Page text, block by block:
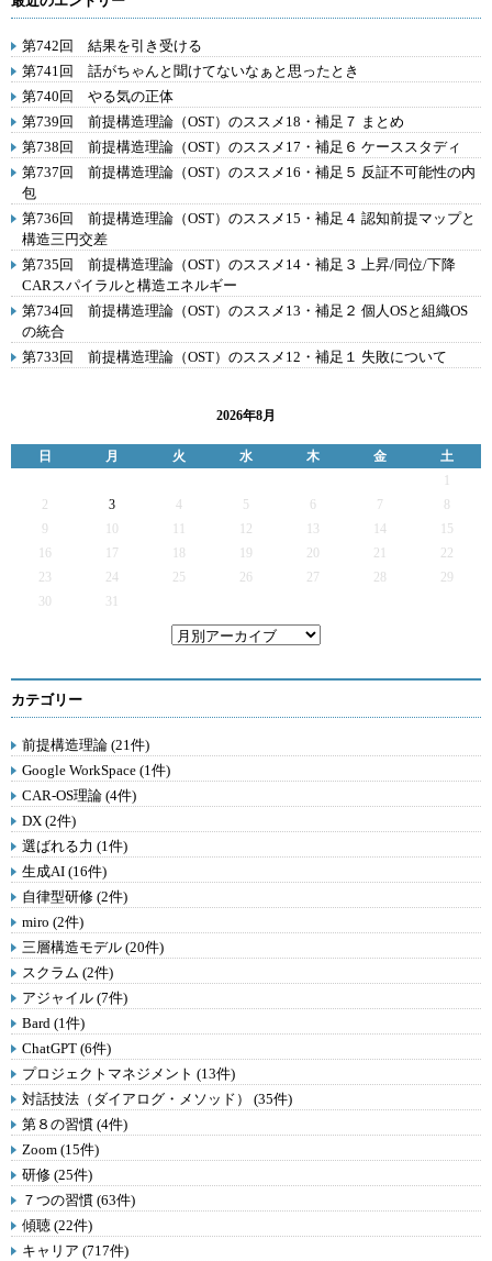
第742回 結果を引き受ける
第741回 話がちゃんと聞けてないなぁと思ったとき
第740回 やる気の正体
第739回 前提構造理論（OST）のススメ18・補足７ まとめ
第738回 前提構造理論（OST）のススメ17・補足６ ケーススタディ
第737回 前提構造理論（OST）のススメ16・補足５ 反証不可能性の内
包
第736回 前提構造理論（OST）のススメ15・補足４ 認知前提マップと
構造三円交差
第735回 前提構造理論（OST）のススメ14・補足３ 上昇/同位/下降
CARスパイラルと構造エネルギー
第734回 前提構造理論（OST）のススメ13・補足２ 個人OSと組織OS
の統合
第733回 前提構造理論（OST）のススメ12・補足１ 失敗について
2026年8月
日 月 火 水 木 金
土
2
3 4 5 6 7
9
12 13 14
15
16
17 19 20 21
22
23
24 25 26 27 28
29
30
31
カテゴリー
前提構造理論 (21件)
Google WorkSpace (1件)
CAR-OS理論 (4件)
DX (2件)
選ばれる力 (1件)
生成AI (16件)
自律型研修 (2件)
miro (2件)
三層構造モデル (20件)
スクラム (2件)
アジャイル (7件)
Bard (1件)
ChatGPT (6件)
プロジェクトマネジメント (13件)
対話技法（ダイアログ・メソッド） (35件)
第８の習慣 (4件)
Zoom (15件)
研修 (25件)
７つの習慣 (63件)
傾聴 (22件)
キャリア (717件)